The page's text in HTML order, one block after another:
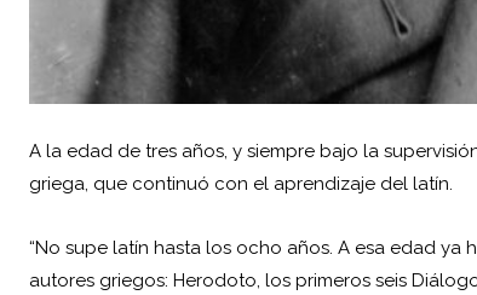
A la edad de tres años, y siempre bajo la
griega, que continuó con el aprendizaje del latín.
“No supe latín hasta los ocho años. A esa edad
autores griegos: Herodoto, los primeros seis